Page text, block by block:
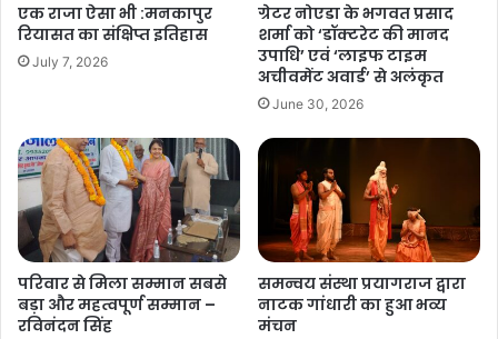
एक राजा ऐसा भी :मनकापुर
रियासत का संक्षिप्त इतिहास
July 7, 2026
ग्रेटर नोएडा के भगवत प्रसाद
शर्मा को ‘डॉक्टरेट की मानद
उपाधि’ एवं ‘लाइफ टाइम
अचीवमेंट अवार्ड’ से अलंकृत
June 30, 2026
परिवार से मिला सम्मान सबसे
बड़ा और महत्वपूर्ण सम्मान –
रविनंदन सिंह
समन्वय संस्था प्रयागराज द्वारा
नाटक गांधारी का हुआ भव्य
मंचन